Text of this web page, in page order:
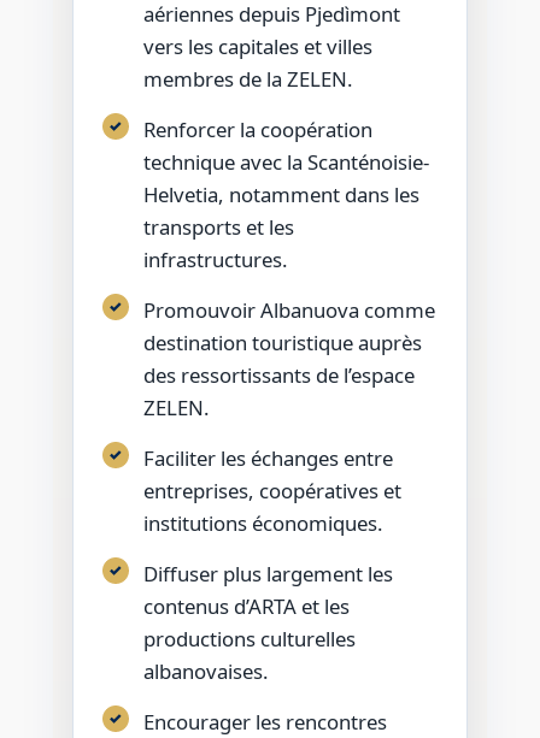
aériennes depuis Pjedìmont
vers les capitales et villes
membres de la ZELEN.
Renforcer la coopération
technique avec la Scanténoisie-
Helvetia, notamment dans les
transports et les
infrastructures.
Promouvoir Albanuova comme
destination touristique auprès
des ressortissants de l’espace
ZELEN.
Faciliter les échanges entre
entreprises, coopératives et
institutions économiques.
Diffuser plus largement les
contenus d’ARTA et les
productions culturelles
albanovaises.
Encourager les rencontres